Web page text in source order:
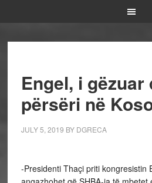
Engel, i gëzuar
përsëri në
JULY 5, 2019 BY DGRECA
-Presidenti Thaçi priti kongresistin